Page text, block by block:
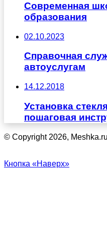
Современная
образования
02.10.2023
Справочная
автоуслугам
14.12.2018
Установка
пошаговая
© Copyright 2026, Meshka.ru
Кнопка «Наверх»